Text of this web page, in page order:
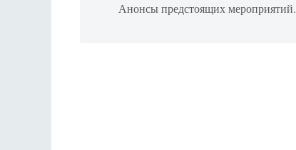
Анонсы предстоящих мероприятий.